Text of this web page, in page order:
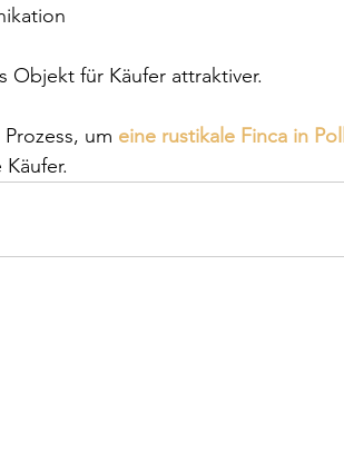
Objekt für Käufer attraktiver.
um eine rustikale Finca in